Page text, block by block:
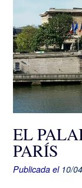
EL
PARÍS
Publicada el 10/